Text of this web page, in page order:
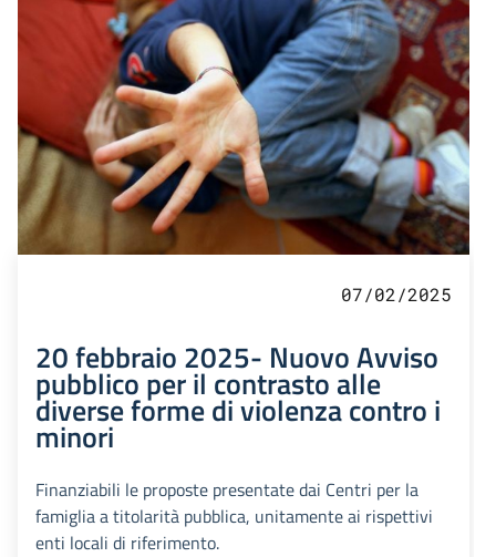
07/02/2025
20 febbraio 2025- Nuovo Avviso
pubblico per il contrasto alle
diverse forme di violenza contro i
minori
Finanziabili le proposte presentate dai Centri per la
famiglia a titolarità pubblica, unitamente ai rispettivi
enti locali di riferimento.